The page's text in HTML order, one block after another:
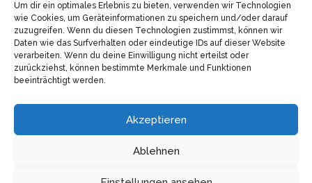
Um dir ein optimales Erlebnis zu bieten, verwenden wir Technologien
wie Cookies, um Geräteinformationen zu speichern und/oder darauf
zuzugreifen. Wenn du diesen Technologien zustimmst, können wir
Daten wie das Surfverhalten oder eindeutige IDs auf dieser Website
verarbeiten. Wenn du deine Einwilligung nicht erteilst oder
zurückziehst, können bestimmte Merkmale und Funktionen
beeinträchtigt werden.
Akzeptieren
Ablehnen
Impressum
Datenschutz